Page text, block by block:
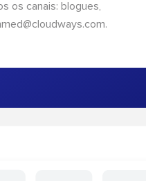
os canais: blogues,
.